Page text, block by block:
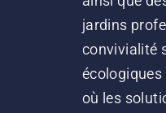
jardins
convivialité
où les